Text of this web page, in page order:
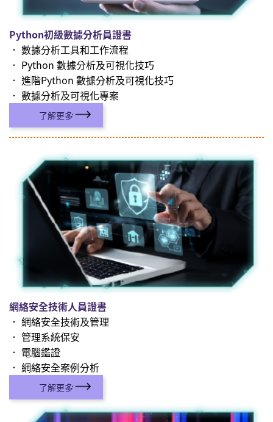
Python初級數據分析員證書
． 數據分析工具和工作流程
． Python 數據分析及可視化技巧
． 進階Python 數據分析及可視化技巧
． 數據分析及可視化專案
了解更多
網絡安全技術人員證書
． 網絡安全技術及管理
． 管理系統保安
． 電腦鑑證
． 網絡安全案例分析
了解更多